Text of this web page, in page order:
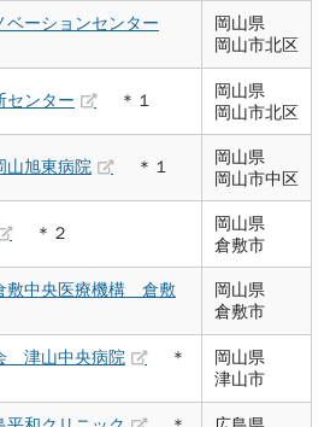
ベーションセンター
岡山県
岡山市北区
ンター ＊１
岡山県
岡山市北区
旭東病院 ＊１
岡山県
岡山市中区
＊２
岡山県
倉敷市
敷中央医療機構 倉敷
岡山県
倉敷市
津山中央病院
＊
岡山県
津山市